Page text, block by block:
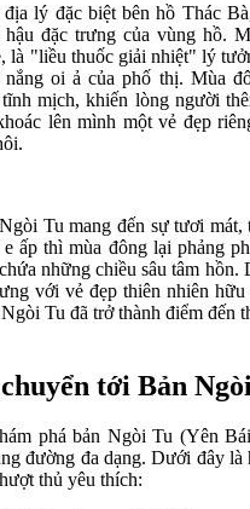
lý đặc biệt bên hồ Thác
đặc trưng của vùng hồ.
là "liều thuốc giải nhiệt" lý
oi ả của phố thị. Mùa
mịch, khiến lòng người
lên mình một vẻ đẹp
Tu mang đến sự tươi mát,
ấp thì mùa đông lại phảng
những chiều sâu tâm hồn.
với vẻ đẹp thiên nhiên
Tu đã trở thành điểm đến
tới Bản
phá bản Ngòi Tu (Yên
đường đa dạng. Dưới đây là
thủ yêu thích: